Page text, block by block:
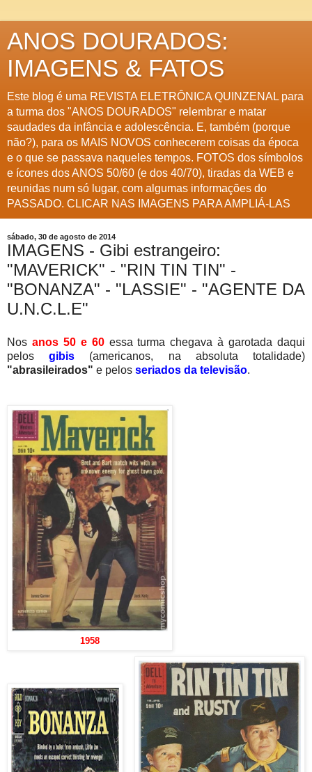
ANOS DOURADOS:
IMAGENS & FATOS
Este blog é uma REVISTA ELETRÔNICA QUINZENAL para
a turma dos "ANOS DOURADOS" relembrar e matar
saudades da infância e adolescência. E, também (porque
não?), para os MAIS NOVOS conhecerem coisas da época
e o que se passava naqueles tempos. FOTOS dos símbolos
e ícones dos ANOS 50/60 (e dos 40/70), tiradas da WEB e
reunidas num só lugar, com algumas informações do
PASSADO. CLICAR NAS IMAGENS PARA AMPLIÁ-LAS
sábado, 30 de agosto de 2014
IMAGENS - Gibi estrangeiro:
"MAVERICK" - "RIN TIN TIN" -
"BONANZA" - "LASSIE" - "AGENTE DA
U.N.C.L.E"
Nos anos 50 e 60essa turma chegava à garotada daqui
pelosgibis (americanos, na absoluta totalidade)
"abrasileirados" e pelos seriados da televisão.
1958